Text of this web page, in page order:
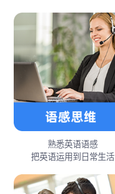
熟悉英语语感
把英语运用到日常生活